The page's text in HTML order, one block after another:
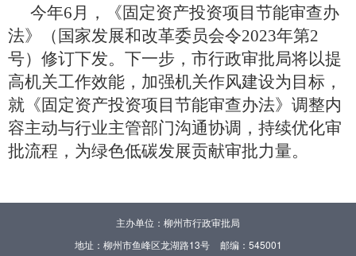
今年6月，《固定资产投资项目节能审查办
法》（国家发展和改革委员会令2023年第2
号）修订下发。下一步，市行政审批局将以提
高机关工作效能，加强机关作风建设为目标，
就 《固定资产投资项目节能审查办法》调整内
容主动与行业主管部门沟通协调，持续优化审
批流程，为绿色低碳发展贡献审批力量。
主办单位：柳州市行政审批局
地址：柳州市鱼峰区龙湖路13号
邮编：545001